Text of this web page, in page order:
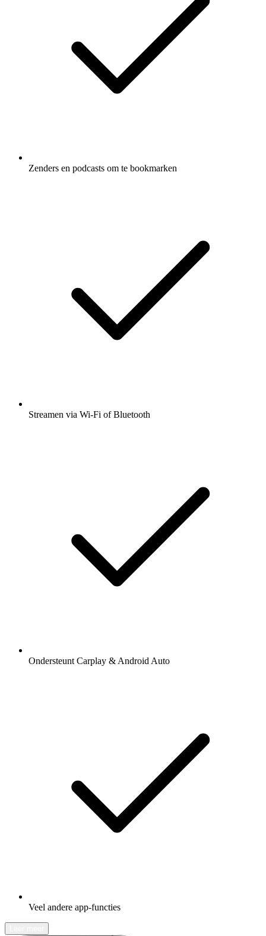
Zenders en podcasts om te bookmarken
Streamen via Wi-Fi of Bluetooth
Ondersteunt Carplay & Android Auto
Veel andere app-functies